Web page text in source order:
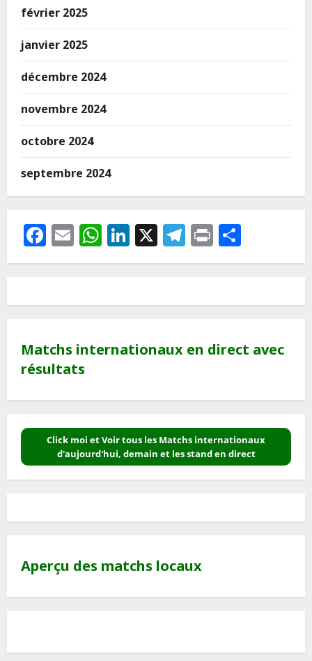
février 2025
janvier 2025
décembre 2024
novembre 2024
octobre 2024
septembre 2024
Facebook
EmailWhatsApp
LinkedIn
X Telegram
Print
Matchs internationaux en direct avec
résultats
Click moi et Voir tous les Matchs internationaux
d'aujourd'hui, demain et les stand en direct
Aperçu des matchs locaux